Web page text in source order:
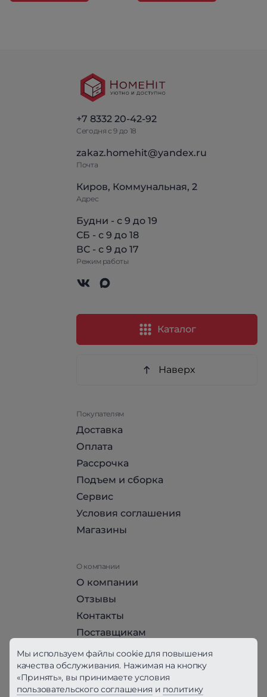
+7 8332 20-42-92
Сегодня с 9 до 18
zakaz.homehit@yandex.ru
Почта
Киров, Коммунальная, 2
Адрес
Будни - с 9 до 19
СБ - с 9 до 18
ВС - с 9 до 17
Режим работы
Каталог
Наверх
Покупателям
Доставка
Оплата
Рассрочка
Подъем и сборка
Сервис
Условия соглашения
Магазины
О компании
О компании
Отзывы
Контакты
Поставщикам
Стать партнером HomeHit
Политика конфиденциальности
Мы используем файлы cookie для повышения
качества обслуживания. Нажимая на кнопку
«Принять», вы принимаете условия
пользовательского соглашения и политику